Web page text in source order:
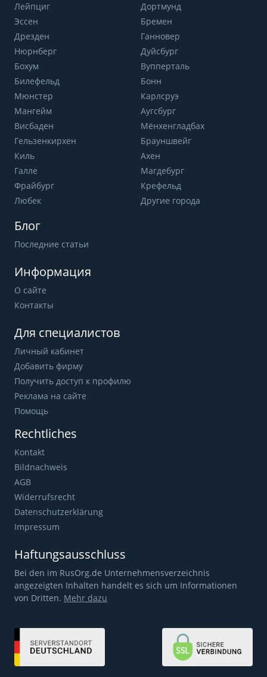
Лейпциг
Дортмунд
Эссен
Бремен
Дрезден
Ганновер
Нюрнберг
Дуйсбург
Бохум
Вупперталь
Билефельд
Бонн
Мюнстер
Карлсруэ
Мангейм
Аугсбург
Висбаден
Мёнхенгладбах
Гельзенкирхен
Брауншвейг
Киль
Ахен
Галле
Магдебург
Фрайбург
Крефельд
Любек
Другие города
Блог
Последние статьи
Информация
О сайте
Контакты
Для специалистов
Личный кабинет
Добавить фирму
Получить доступ к профилю
Реклама на сайте
Помощь
Rechtliches
Kontakt
Bildnachweis
AGB
Widerrufsrecht
Datenschutzerklärung
Impressum
Haftungsausschluss
Bei den im RusOrg.de Unternehmensverzeichnis
angezeigten Inhalten handelt es sich um Informationen
von Dritten. Mehr dazu